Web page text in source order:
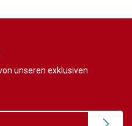
unseren exklusiven